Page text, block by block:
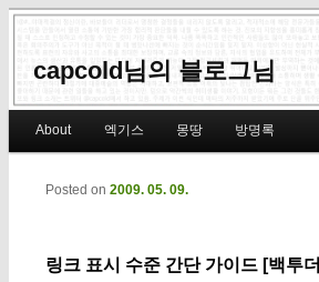
capcold님의 블로그님
Skip to primary content
Skip to secondary content
About 엑기스 몽땅 방명록
링크 표시 수준 간단 가이드 [백투
Posted on 2009. 05. 09.